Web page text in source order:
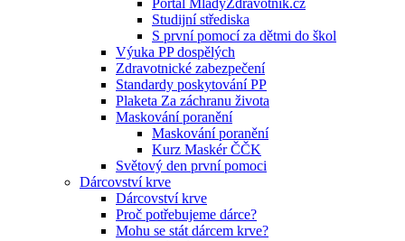
Portál MladyZdravotnik.cz
Studijní střediska
S první pomocí za dětmi do škol
Výuka PP dospělých
Zdravotnické zabezpečení
Standardy poskytování PP
Plaketa Za záchranu života
Maskování poranění
Maskování poranění
Kurz Maskér ČČK
Světový den první pomoci
Dárcovství krve
Dárcovství krve
Proč potřebujeme dárce?
Mohu se stát dárcem krve?